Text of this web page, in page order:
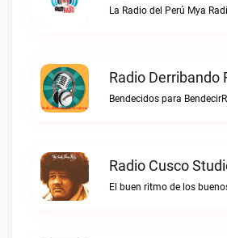
La Radio del Perú Mya
Radio Cusco